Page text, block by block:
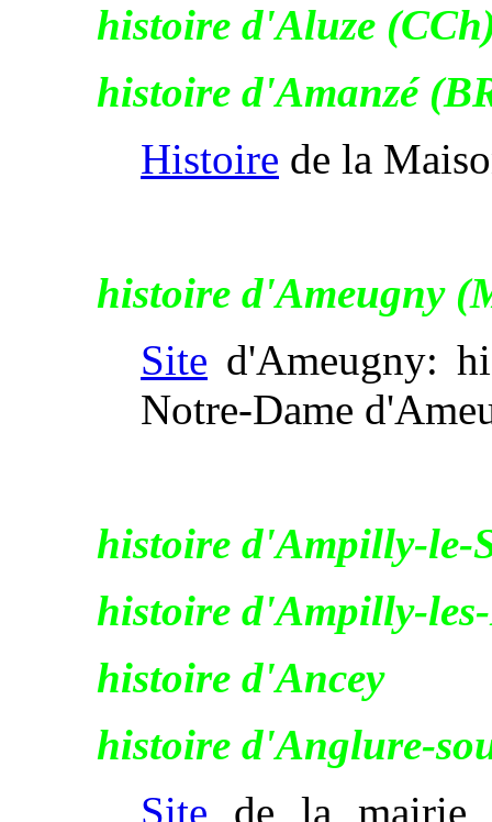
histoire d'Aluze
histoire d'Amanzé
Histoire de la
histoire d'Ameugny
Site d'Ameugny:
Notre-Dame
histoire d'Ampilly-le-
histoire d'Ampilly-
histoire d'Ancey
histoire d'Anglure-
Site de la